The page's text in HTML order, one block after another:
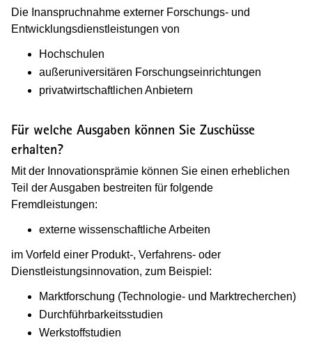
Die Inanspruchnahme externer Forschungs- und
Entwicklungsdienstleistungen von
Hochschulen
außeruniversitären Forschungseinrichtungen
privatwirtschaftlichen Anbietern
Für welche Ausgaben können Sie Zuschüsse
erhalten?
Mit der Innovationsprämie können Sie einen erheblichen
Teil der Ausgaben bestreiten für folgende
Fremdleistungen:
externe wissenschaftliche Arbeiten
im Vorfeld einer Produkt-, Verfahrens- oder
Dienstleistungsinnovation, zum Beispiel:
Marktforschung (Technologie- und Marktrecherchen)
Durchführbarkeitsstudien
Werkstoffstudien